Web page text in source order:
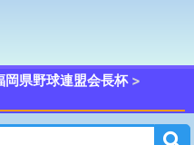
県野球連盟会長杯